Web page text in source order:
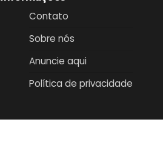
Contato
Sobre nós
Anuncie aqui
Política de privacidade